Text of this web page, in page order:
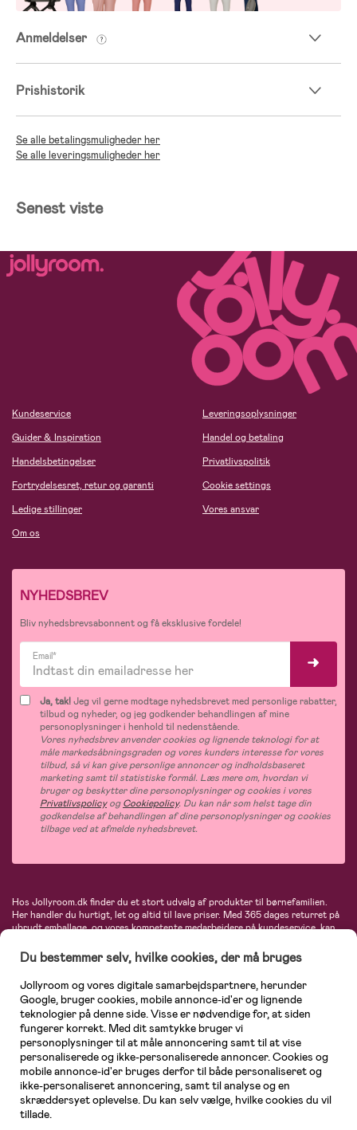
Anmeldelser
Prishistorik
Se alle betalingsmuligheder her
Se alle leveringsmuligheder her
Senest viste
Kundeservice
Guider & Inspiration
Handelsbetingelser
Fortrydelsesret, retur og garanti
Ledige stillinger
Om os
Leveringsoplysninger
Handel og betaling
Privatlivspolitik
Cookie settings
Vores ansvar
NYHEDSBREV
Bliv nyhedsbrevsabonnent og få eksklusive fordele!
Email*
Ja, tak!Jeg vil gerne modtage nyhedsbrevet med personlige rabatter,
tilbud og nyheder, og jeg godkender behandlingen af mine
personoplysninger i henhold til nedenstående.
Vores nyhedsbrev anvender cookies og lignende teknologi for at
måle markedsåbningsgraden og vores kunders interesse for vores
tilbud, så vi kan give personlige annoncer og indholdsbaseret
marketing samt til statistiske formål. Læs mere om, hvordan vi
bruger og beskytter dine personoplysninger og cookies i vores
PrivatlivspolicyogCookiepolicy. Du kan når som helst tage din
godkendelse af behandlingen af dine personoplysninger og cookies
tilbage ved at afmelde nyhedsbrevet.
Hos Jollyroom.dk finder du et stort udvalg af produkter til børnefamilien.
Her handler du hurtigt, let og altid til lave priser. Med 365 dages returret på
ubrudt emballage, og vores kompetente medarbejdere på kundeservice, kan
barnevogne, autostole, børne- og babytøj, produkter til gravide og ammende
mødre, indretning og inspiration, legetøj, babyudstyr og meget mere. Vi
tilbyder produkter fra velkendte varemærker som Britax, Maxi-Cosi, Baby
Jogger, BabyBjörn, Didriksons, KidKraft, Ergobaby, Phillips Avent, Neonate,
Cybex, LEGO og mange flere. Kort sagt - et kæmpe sortiment venter på dig!
Du bestemmer selv, hvilke cookies, der må bruges
Jollyroom og vores digitale samarbejdspartnere, herunder
Google, bruger cookies, mobile annonce-id'er og lignende
teknologier på denne side. Visse er nødvendige for, at siden
fungerer korrekt. Med dit samtykke bruger vi
personoplysninger til at måle annoncering samt til at vise
personaliserede og ikke-personaliserede annoncer. Cookies og
mobile annonce-id'er bruges derfor til både personaliseret og
ikke-personaliseret annoncering, samt til analyse og en
skræddersyet oplevelse. Du kan selv vælge, hvilke cookies du vil
tillade.